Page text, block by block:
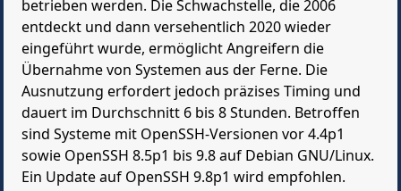
betrieben werden. Die Schwachstelle, die 2006
entdeckt und dann versehentlich 2020 wieder
eingeführt wurde, ermöglicht Angreifern die
Übernahme von Systemen aus der Ferne. Die
Ausnutzung erfordert jedoch präzises Timing und
dauert im Durchschnitt 6 bis 8 Stunden. Betroffen
sind Systeme mit OpenSSH-Versionen vor 4.4p1
sowie OpenSSH 8.5p1 bis 9.8 auf Debian GNU/Linux.
Ein Update auf OpenSSH 9.8p1 wird empfohlen.